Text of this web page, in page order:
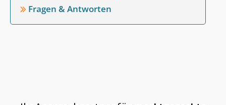
Fragen & Antworten